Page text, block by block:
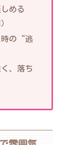
める
時の“逃
、落ち